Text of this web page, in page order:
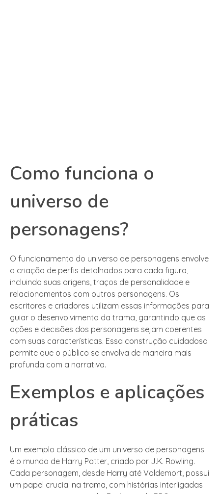
Como funciona o
universo de
personagens?
O funcionamento do universo de personagens envolve
a criação de perfis detalhados para cada figura,
incluindo suas origens, traços de personalidade e
relacionamentos com outros personagens. Os
escritores e criadores utilizam essas informações para
guiar o desenvolvimento da trama, garantindo que as
ações e decisões dos personagens sejam coerentes
com suas características. Essa construção cuidadosa
permite que o público se envolva de maneira mais
profunda com a narrativa.
Exemplos e aplicações
práticas
Um exemplo clássico de um universo de personagens
é o mundo de Harry Potter, criado por J.K. Rowling.
Cada personagem, desde Harry até Voldemort, possui
um papel crucial na trama, com histórias interligadas